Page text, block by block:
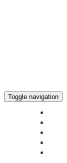
Toggle navigation